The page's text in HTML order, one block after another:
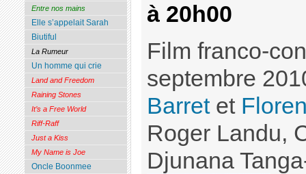
à 20h00
Film franco-
septembre
Barretet
Roger Landu,
Djunana
Entre nos mains
Elle s’appelait Sarah
Biutiful
La Rumeur
Un homme qui crie
Land and Freedom
Raining Stones
It’s a Free World
Riff-Raff
Just a Kiss
My Name is Joe
Oncle Boonmee